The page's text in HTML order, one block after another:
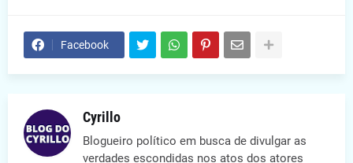
Facebook
Cyrillo
Blogueiro político em busca de divulgar as
verdades escondidas nos atos dos atores